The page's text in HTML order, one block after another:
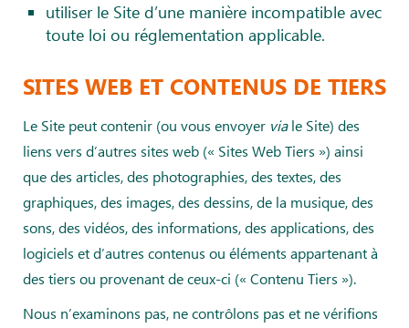
utiliser le Site d’une manière incompatible avec
toute loi ou réglementation applicable.
SITES WEB ET CONTENUS DE TIERS
Le Site peut contenir (ou vous envoyer viale Site) des
liens vers d’autres sites web (« Sites Web Tiers ») ainsi
que des articles, des photographies, des textes, des
graphiques, des images, des dessins, de la musique, des
sons, des vidéos, des informations, des applications, des
logiciels et d’autres contenus ou éléments appartenant à
des tiers ou provenant de ceux-ci (« Contenu Tiers »).
Nous n’examinons pas, ne contrôlons pas et ne vérifions